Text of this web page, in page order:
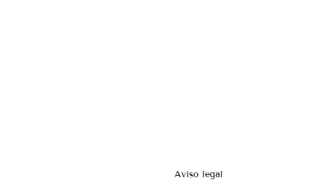
Aviso legal